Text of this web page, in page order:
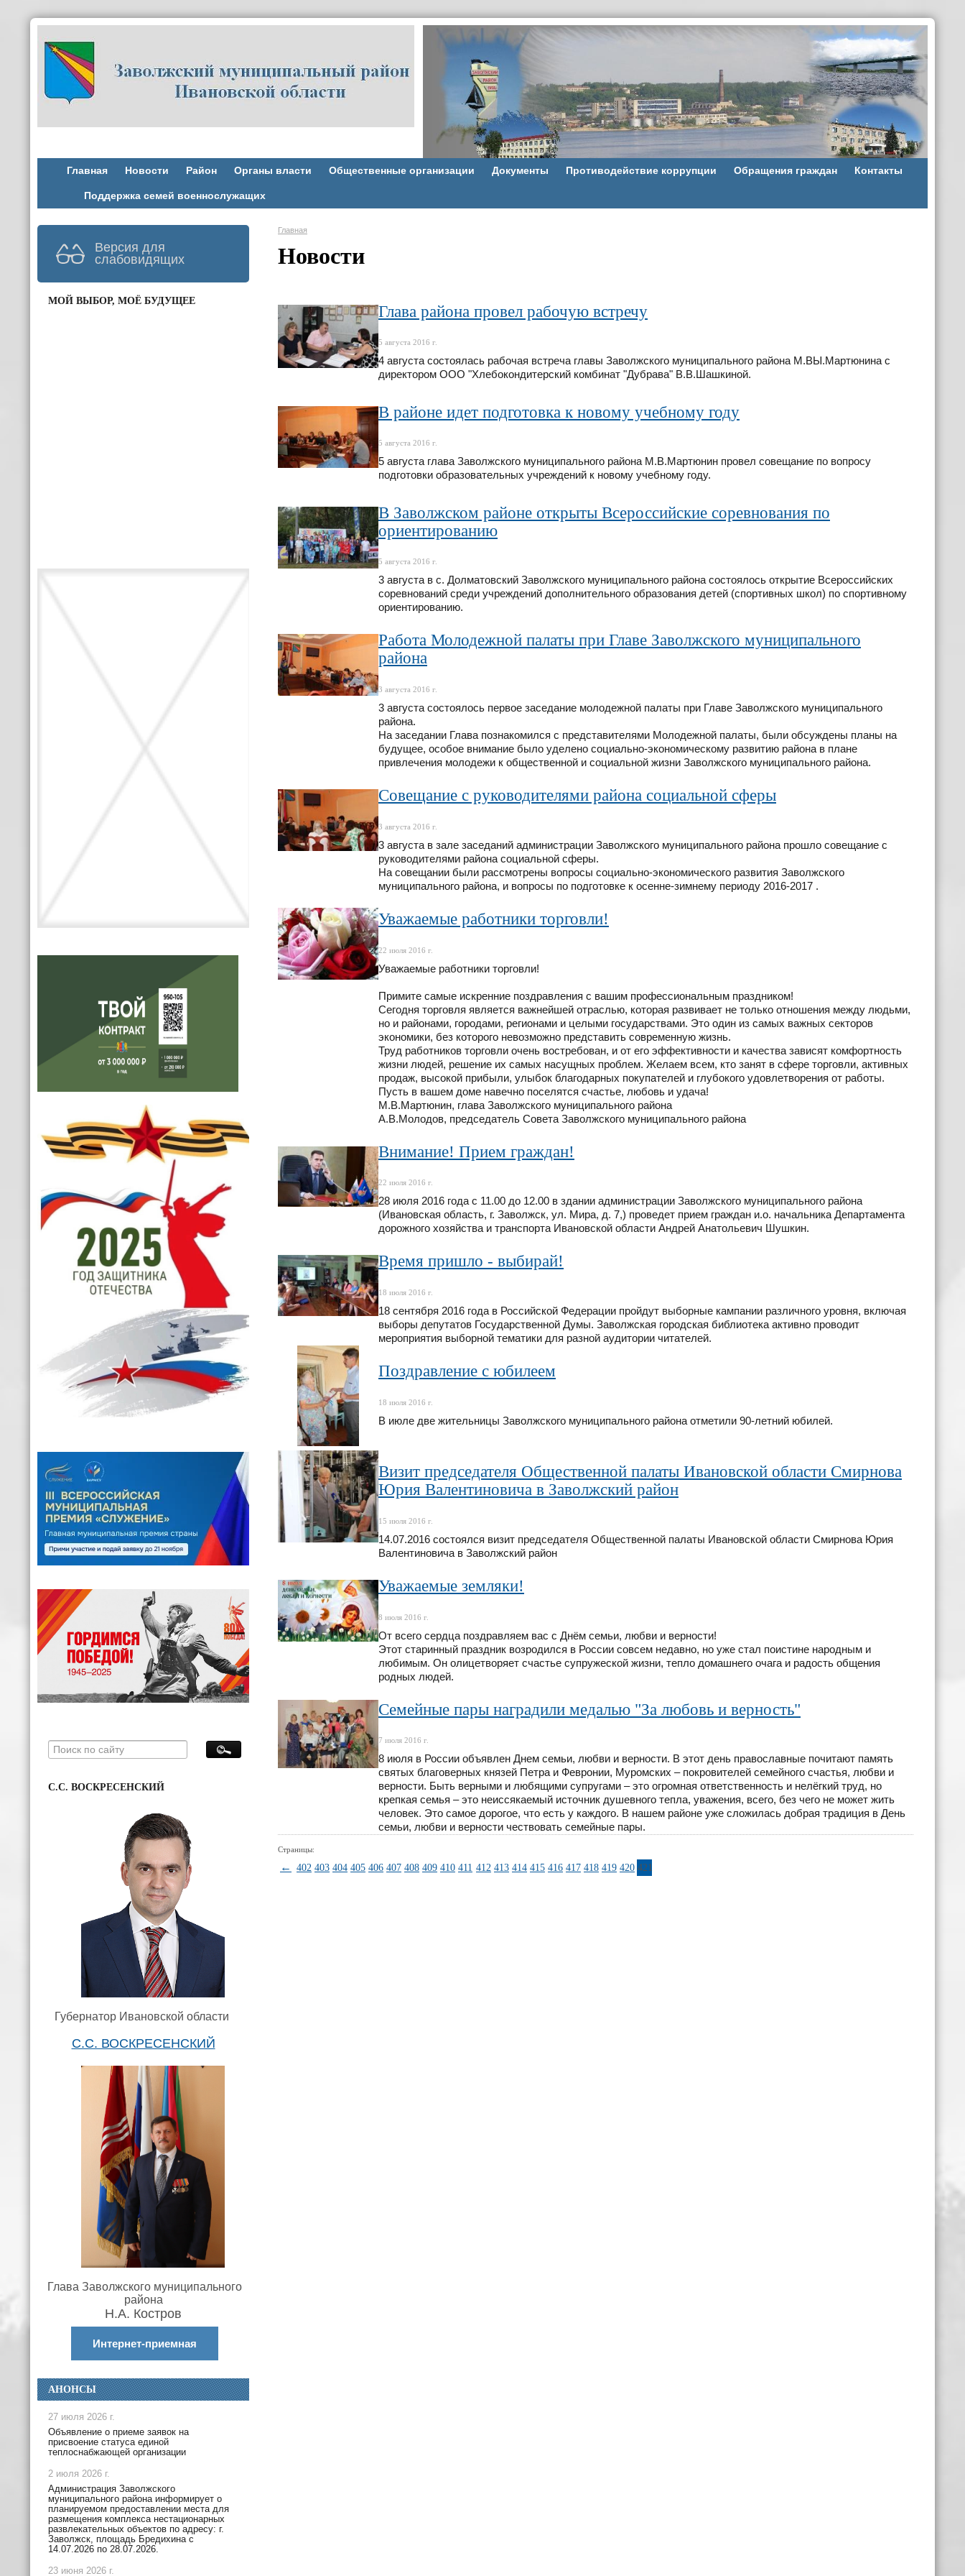
Главная Новости Район Органы власти Общественные организации Документы Противодействие коррупции Обращения граждан Контакты
Поддержка семей военнослужащих
Версия для
слабовидящих
МОЙ ВЫБОР, МОЁ БУДУЩЕЕ
С.С. ВОСКРЕСЕНСКИЙ
Губернатор Ивановской области
С.С. ВОСКРЕСЕНСКИЙ
Глава Заволжского муниципального
района
Н.А. Костров
Интернет-приемная
АНОНСЫ
27 июля 2026 г.
Объявление о приеме заявок на
присвоение статуса единой
теплоснабжающей организации
2 июля 2026 г.
Администрация Заволжского
муниципального района информирует о
планируемом предоставлении места для
размещения комплекса нестационарных
развлекательных объектов по адресу: г.
Заволжск, площадь Бредихина с
14.07.2026 по 28.07.2026.
23 июня 2026 г.
Главная
Новости
Глава района провел рабочую встречу
5 августа 2016 г.
4 августа состоялась рабочая встреча главы Заволжского муниципального района М.ВЫ.Мартюнина с
директором ООО "Хлебокондитерский комбинат "Дубрава" В.В.Шашкиной.
В районе идет подготовка к новому учебному году
5 августа 2016 г.
5 августа глава Заволжского муниципального района М.В.Мартюнин провел совещание по вопросу
подготовки образовательных учреждений к новому учебному году.
В Заволжском районе открыты Всероссийские соревнования по
ориентированию
5 августа 2016 г.
3 августа в с. Долматовский Заволжского муниципального района состоялось открытие Всероссийских
соревнований среди учреждений дополнительного образования детей (спортивных школ) по спортивному
ориентированию.
Работа Молодежной палаты при Главе Заволжского муниципального
района
3 августа 2016 г.
3 августа состоялось первое заседание молодежной палаты при Главе Заволжского муниципального
района.
На заседании Глава познакомился с представителями Молодежной палаты, были обсуждены планы на
будущее, особое внимание было уделено социально-экономическому развитию района в плане
привлечения молодежи к общественной и социальной жизни Заволжского муниципального района.
Совещание с руководителями района социальной сферы
3 августа 2016 г.
3 августа в зале заседаний администрации Заволжского муниципального района прошло совещание с
руководителями района социальной сферы.
На совещании были рассмотрены вопросы социально-экономического развития Заволжского
муниципального района, и вопросы по подготовке к осенне-зимнему периоду 2016-2017 .
Уважаемые работники торговли!
22 июля 2016 г.
Уважаемые работники торговли!
Примите самые искренние поздравления с вашим профессиональным праздником!
Сегодня торговля является важнейшей отраслью, которая развивает не только отношения между людьми,
но и районами, городами, регионами и целыми государствами. Это один из самых важных секторов
экономики, без которого невозможно представить современную жизнь.
Труд работников торговли очень востребован, и от его эффективности и качества зависят комфортность
жизни людей, решение их самых насущных проблем. Желаем всем, кто занят в сфере торговли, активных
продаж, высокой прибыли, улыбок благодарных покупателей и глубокого удовлетворения от работы.
Пусть в вашем доме навечно поселятся счастье, любовь и удача!
М.В.Мартюнин, глава Заволжского муниципального района
А.В.Молодов, председатель Совета Заволжского муниципального района
Внимание! Прием граждан!
22 июля 2016 г.
28 июля 2016 года с 11.00 до 12.00 в здании администрации Заволжского муниципального района
(Ивановская область, г. Заволжск, ул. Мира, д. 7,) проведет прием граждан и.о. начальника Департамента
дорожного хозяйства и транспорта Ивановской области Андрей Анатольевич Шушкин.
Время пришло - выбирай!
18 июля 2016 г.
18 сентября 2016 года в Российской Федерации пройдут выборные кампании различного уровня, включая
выборы депутатов Государственной Думы. Заволжская городская библиотека активно проводит
мероприятия выборной тематики для разной аудитории читателей.
Поздравление с юбилеем
18 июля 2016 г.
В июле две жительницы Заволжского муниципального района отметили 90-летний юбилей.
Визит председателя Общественной палаты Ивановской области Смирнова
Юрия Валентиновича в Заволжский район
15 июля 2016 г.
14.07.2016 состоялся визит председателя Общественной палаты Ивановской области Смирнова Юрия
Валентиновича в Заволжский район
Уважаемые земляки!
8 июля 2016 г.
От всего сердца поздравляем вас с Днём семьи, любви и верности!
Этот старинный праздник возродился в России совсем недавно, но уже стал поистине народным и
любимым. Он олицетворяет счастье супружеской жизни, тепло домашнего очага и радость общения
родных людей.
Семейные пары наградили медалью "За любовь и верность"
7 июля 2016 г.
8 июля в России объявлен Днем семьи, любви и верности. В этот день православные почитают память
святых благоверных князей Петра и Февронии, Муромских – покровителей семейного счастья, любви и
верности. Быть верными и любящими супругами – это огромная ответственность и нелёгкий труд, но
крепкая семья – это неиссякаемый источник душевного тепла, уважения, всего, без чего не может жить
человек. Это самое дорогое, что есть у каждого. В нашем районе уже сложилась добрая традиция в День
семьи, любви и верности чествовать семейные пары.
Страницы:
← 402 403 404 405 406 407 408 409 410 411 412 413 414 415 416 417 418 419 420 421